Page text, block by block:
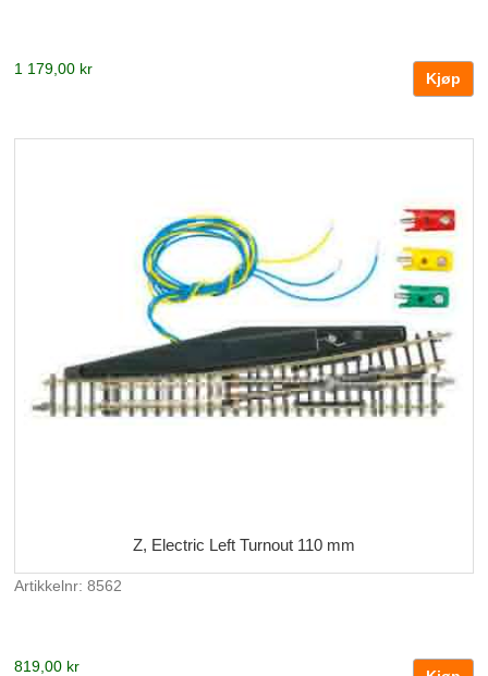
1 179,00 kr
Z, Electric Left Turnout 110 mm
Artikkelnr: 8562
819,00 kr